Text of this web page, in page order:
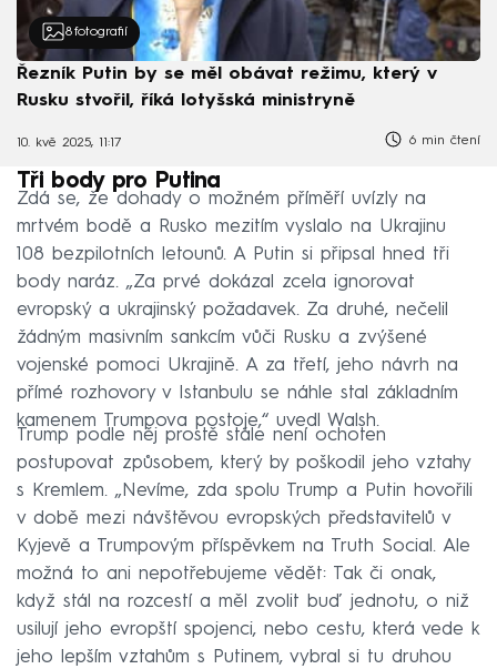
8 fotografií
Řezník Putin by se měl obávat režimu, který v
Rusku stvořil, říká lotyšská ministryně
10. kvě 2025, 11:17 6 min čtení
Tři body pro Putina
Zdá se, že dohady o možném příměří uvízly na
mrtvém bodě a Rusko mezitím vyslalo na Ukrajinu
108 bezpilotních letounů. A Putin si připsal hned tři
body naráz. „Za prvé dokázal zcela ignorovat
evropský a ukrajinský požadavek. Za druhé, nečelil
žádným masivním sankcím vůči Rusku a zvýšené
vojenské pomoci Ukrajině. A za třetí, jeho návrh na
přímé rozhovory v Istanbulu se náhle stal základním
kamenem Trumpova postoje,“ uvedl Walsh.
Trump podle něj prostě stále není ochoten
postupovat způsobem, který by poškodil jeho vztahy
s Kremlem. „Nevíme, zda spolu Trump a Putin hovořili
v době mezi návštěvou evropských představitelů v
Kyjevě a Trumpovým příspěvkem na Truth Social. Ale
možná to ani nepotřebujeme vědět: Tak či onak,
když stál na rozcestí a měl zvolit buď jednotu, o niž
usilují jeho evropští spojenci, nebo cestu, která vede k
jeho lepším vztahům s Putinem, vybral si tu druhou